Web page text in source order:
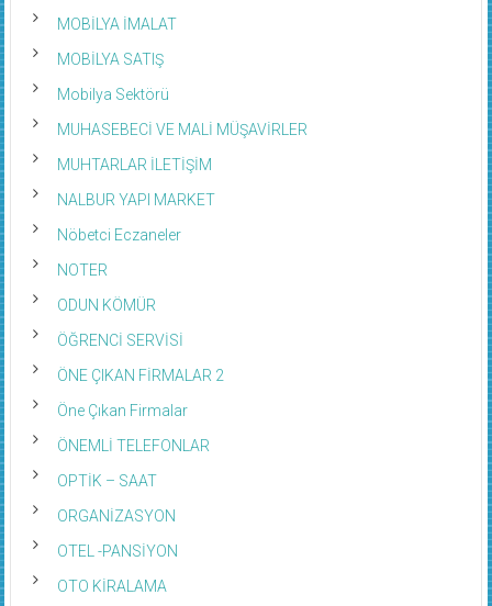
MOBİLYA İMALAT
MOBİLYA SATIŞ
Mobilya Sektörü
MUHASEBECİ VE MALİ MÜŞAVİRLER
MUHTARLAR İLETİŞİM
NALBUR YAPI MARKET
Nöbetci Eczaneler
NOTER
ODUN KÖMÜR
ÖĞRENCİ SERVİSİ
ÖNE ÇIKAN FİRMALAR 2
Öne Çıkan Firmalar
ÖNEMLİ TELEFONLAR
OPTİK – SAAT
ORGANİZASYON
OTEL -PANSİYON
OTO KİRALAMA